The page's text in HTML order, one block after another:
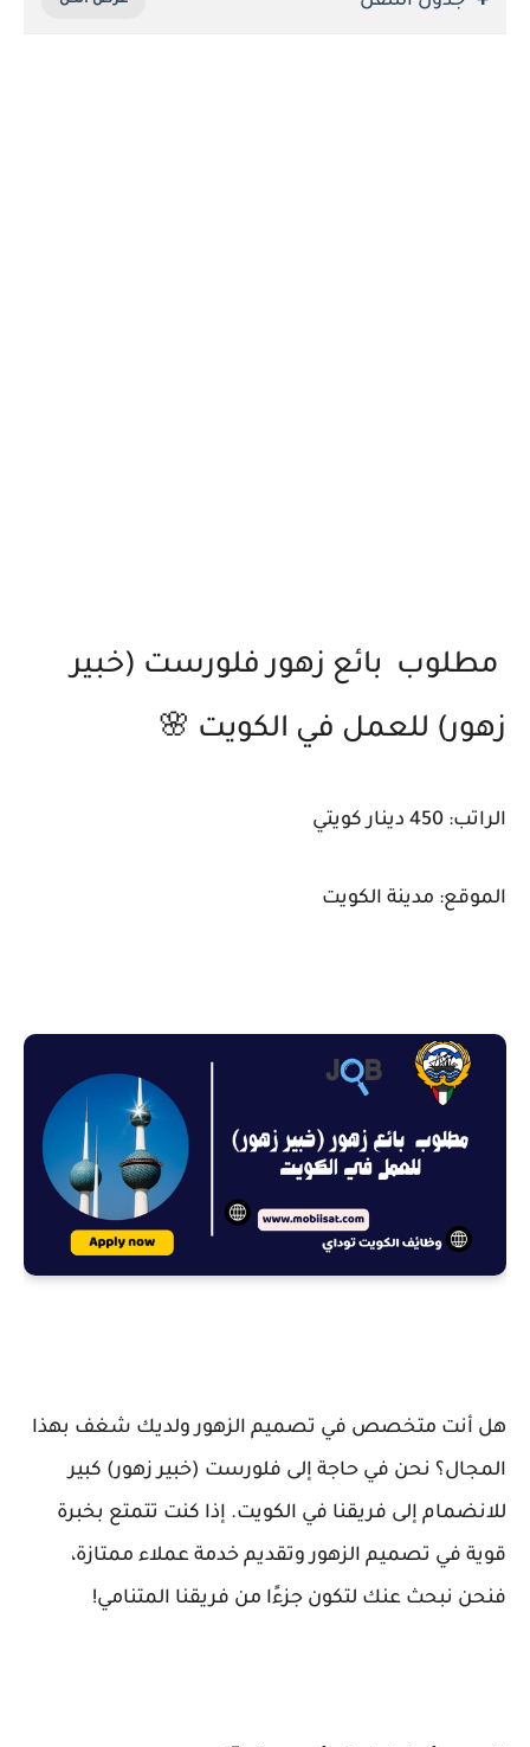
مطلوب بائع زهور فلورست (خبير
زهور) للعمل في الكويت 🌸
الراتب: 450 دينار كويتي
الموقع: مدينة الكويت
هل أنت متخصص في تصميم الزهور ولديك شغف بهذا
المجال؟ نحن في حاجة إلى فلورست (خبير زهور) كبير
للانضمام إلى فريقنا في الكويت. إذا كنت تتمتع بخبرة
قوية في تصميم الزهور وتقديم خدمة عملاء ممتازة،
فنحن نبحث عنك لتكون جزءًا من فريقنا المتنامي!